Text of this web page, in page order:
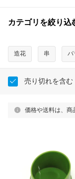
カテゴリを絞り込
造花 串 バ
売り切れを含む
価格や送料は、商